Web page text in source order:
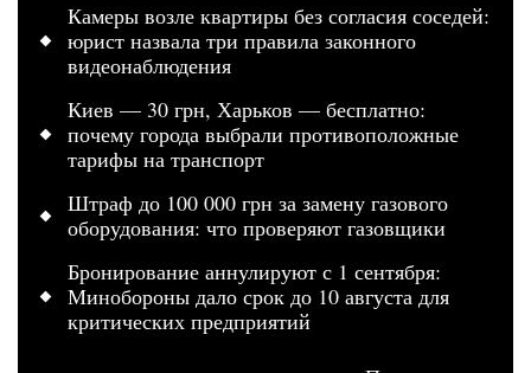
Камеры возле квартиры без согласия соседей:
юрист назвала три правила законного
видеонаблюдения
Киев — 30 грн, Харьков — бесплатно:
почему города выбрали противоположные
тарифы на транспорт
Штраф до 100 000 грн за замену газового
оборудования: что проверяют газовщики
Бронирование аннулируют с 1 сентября:
Минобороны дало срок до 10 августа для
критических предприятий